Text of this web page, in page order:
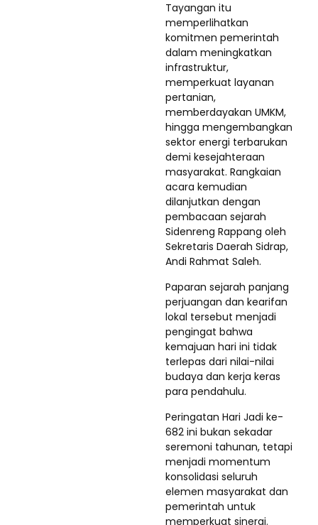
Tayangan itu
memperlihatkan
komitmen pemerintah
dalam meningkatkan
infrastruktur,
memperkuat layanan
pertanian,
memberdayakan UMKM,
hingga mengembangkan
sektor energi terbarukan
demi kesejahteraan
masyarakat. Rangkaian
acara kemudian
dilanjutkan dengan
pembacaan sejarah
Sidenreng Rappang oleh
Sekretaris Daerah Sidrap,
Andi Rahmat Saleh.
Paparan sejarah panjang
perjuangan dan kearifan
lokal tersebut menjadi
pengingat bahwa
kemajuan hari ini tidak
terlepas dari nilai-nilai
budaya dan kerja keras
para pendahulu.
Peringatan Hari Jadi ke-
682 ini bukan sekadar
seremoni tahunan, tetapi
menjadi momentum
konsolidasi seluruh
elemen masyarakat dan
pemerintah untuk
memperkuat sinergi.